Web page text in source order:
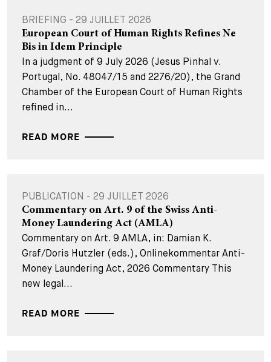
BRIEFING - 29 JUILLET 2026
European Court of Human Rights Refines Ne
Bis in Idem Principle
In a judgment of 9 July 2026 (Jesus Pinhal v.
Portugal, No. 48047/15 and 2276/20), the Grand
Chamber of the European Court of Human Rights
refined in...
READ MORE
PUBLICATION - 29 JUILLET 2026
Commentary on Art. 9 of the Swiss Anti-
Money Laundering Act (AMLA)
Commentary on Art. 9 AMLA, in: Damian K.
Graf/Doris Hutzler (eds.), Onlinekommentar Anti-
Money Laundering Act, 2026 Commentary This
new legal...
READ MORE